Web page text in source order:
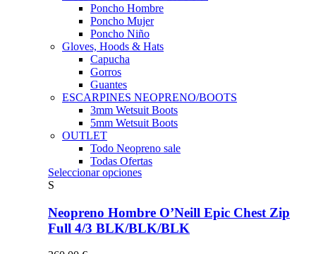
Poncho Hombre
Poncho Mujer
Poncho Niño
Gloves, Hoods & Hats
Capucha
Gorros
Guantes
ESCARPINES NEOPRENO/BOOTS
3mm Wetsuit Boots
5mm Wetsuit Boots
OUTLET
Todo Neopreno sale
Todas Ofertas
Seleccionar opcionesEste
múltiples
variantes.
Las
S
Neopreno Hombre O’Neill Epic Chest Zip
Full 4/3 BLK/BLK/BLK